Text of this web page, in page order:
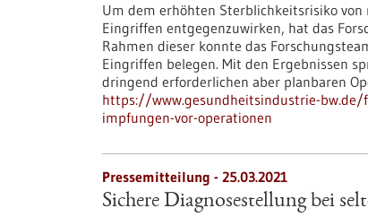
Um dem erhöhten Sterblichkeitsrisiko
Eingriffen entgegenzuwirken, hat das
Rahmen dieser konnte das
Eingriffen belegen. Mit den Ergebnissen
dringend erforderlichen aber planbaren
https://www.gesundheitsindustrie-
impfungen-vor-operationen
Pressemitteilung - 25.03.2021
Sichere Diagnosestellung bei